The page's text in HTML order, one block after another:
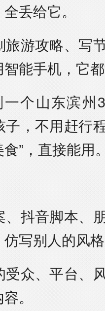
丢给它。
游攻略、写
能手机，它
一个山东滨
，不用赶行
”，直接能用
抖音脚本、
写别人的风
众、平台、
。